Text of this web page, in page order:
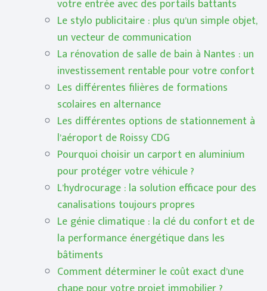
votre entrée avec des portails battants
Le stylo publicitaire : plus qu’un simple objet,
un vecteur de communication
La rénovation de salle de bain à Nantes : un
investissement rentable pour votre confort
Les différentes filières de formations
scolaires en alternance
Les différentes options de stationnement à
l’aéroport de Roissy CDG
Pourquoi choisir un carport en aluminium
pour protéger votre véhicule ?
L’hydrocurage : la solution efficace pour des
canalisations toujours propres
Le génie climatique : la clé du confort et de
la performance énergétique dans les
bâtiments
Comment déterminer le coût exact d’une